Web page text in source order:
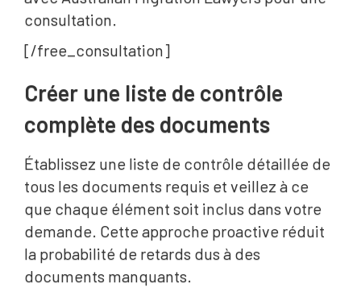
consultation.
[/free_consultation]
Créer une liste de contrôle
complète des documents
Établissez une liste de contrôle détaillée de
tous les documents requis et veillez à ce
que chaque élément soit inclus dans votre
demande. Cette approche proactive réduit
la probabilité de retards dus à des
documents manquants.